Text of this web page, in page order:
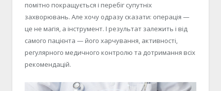
помітно покращується і перебіг супутніх
захворювань. Але хочу одразу сказати: операція —
це не магія, а інструмент. І результат залежить і від
самого пацієнта — його харчування, активності,
регулярного медичного контролю та дотримання всіх
рекомендацій.